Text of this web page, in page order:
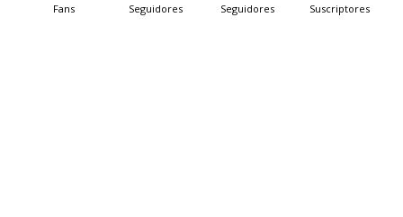
Fans Seguidores Seguidores Suscriptores